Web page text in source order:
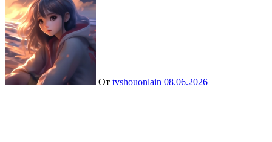
От tvshouonlain 08.06.2026